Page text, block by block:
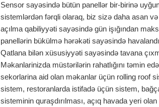
Sensor sayəsində bütün panellər bir-birinə
sistemlərdən fərqli olaraq, biz sizə daha asan
açılma qabiliyyəti sayəsində gün işığından
panellərin bükülmə hərəkəti sayəsində
Qatlana bilən xüsusiyyəti sayəsində tavana
Məkanlarinizda müstərilərin rahatlığını təmin
sekorlarina aid olan məkanlar üçün rolling roof
sistem, restoranlarda istifadə üçün sistem,
sisteminin quraşdırılması, açıq havada yeri